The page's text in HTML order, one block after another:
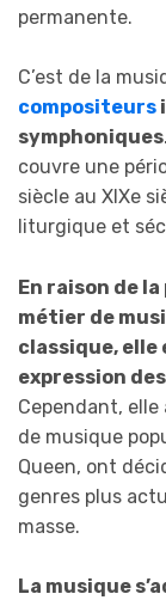
permanente.
C’est de la
compositeurs
symphoniques
couvre une
siècle au XIXe
liturgique et
En raison de
métier de
classique, elle
expression
Cependant, elle
de musique
Queen, ont
genres plus
masse.
La musique